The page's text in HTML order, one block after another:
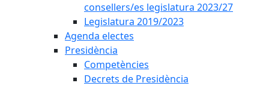
consellers/es legislatura 2023/27
Legislatura 2019/2023
Agenda electes
Presidència
Competències
Decrets de Presidència